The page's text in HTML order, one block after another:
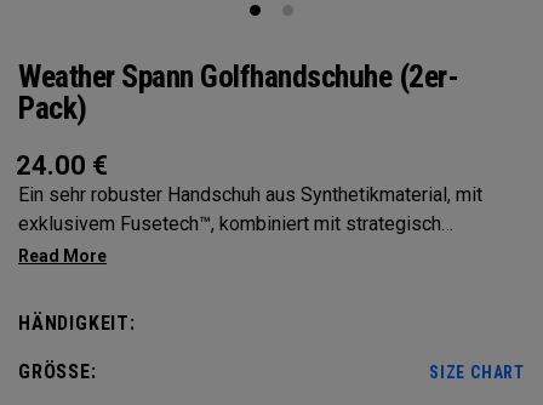
Weather Spann Golfhandschuhe (2er-
Pack)
24.00 €
Ein sehr robuster Handschuh aus Synthetikmaterial, mit
exklusivem Fusetech™, kombiniert mit strategisch
platziertem Leder und Mikro- Belüftung für Tragekomfort
Doppelpack
HÄNDIGKEIT:
GRÖSSE: SIZE CHART